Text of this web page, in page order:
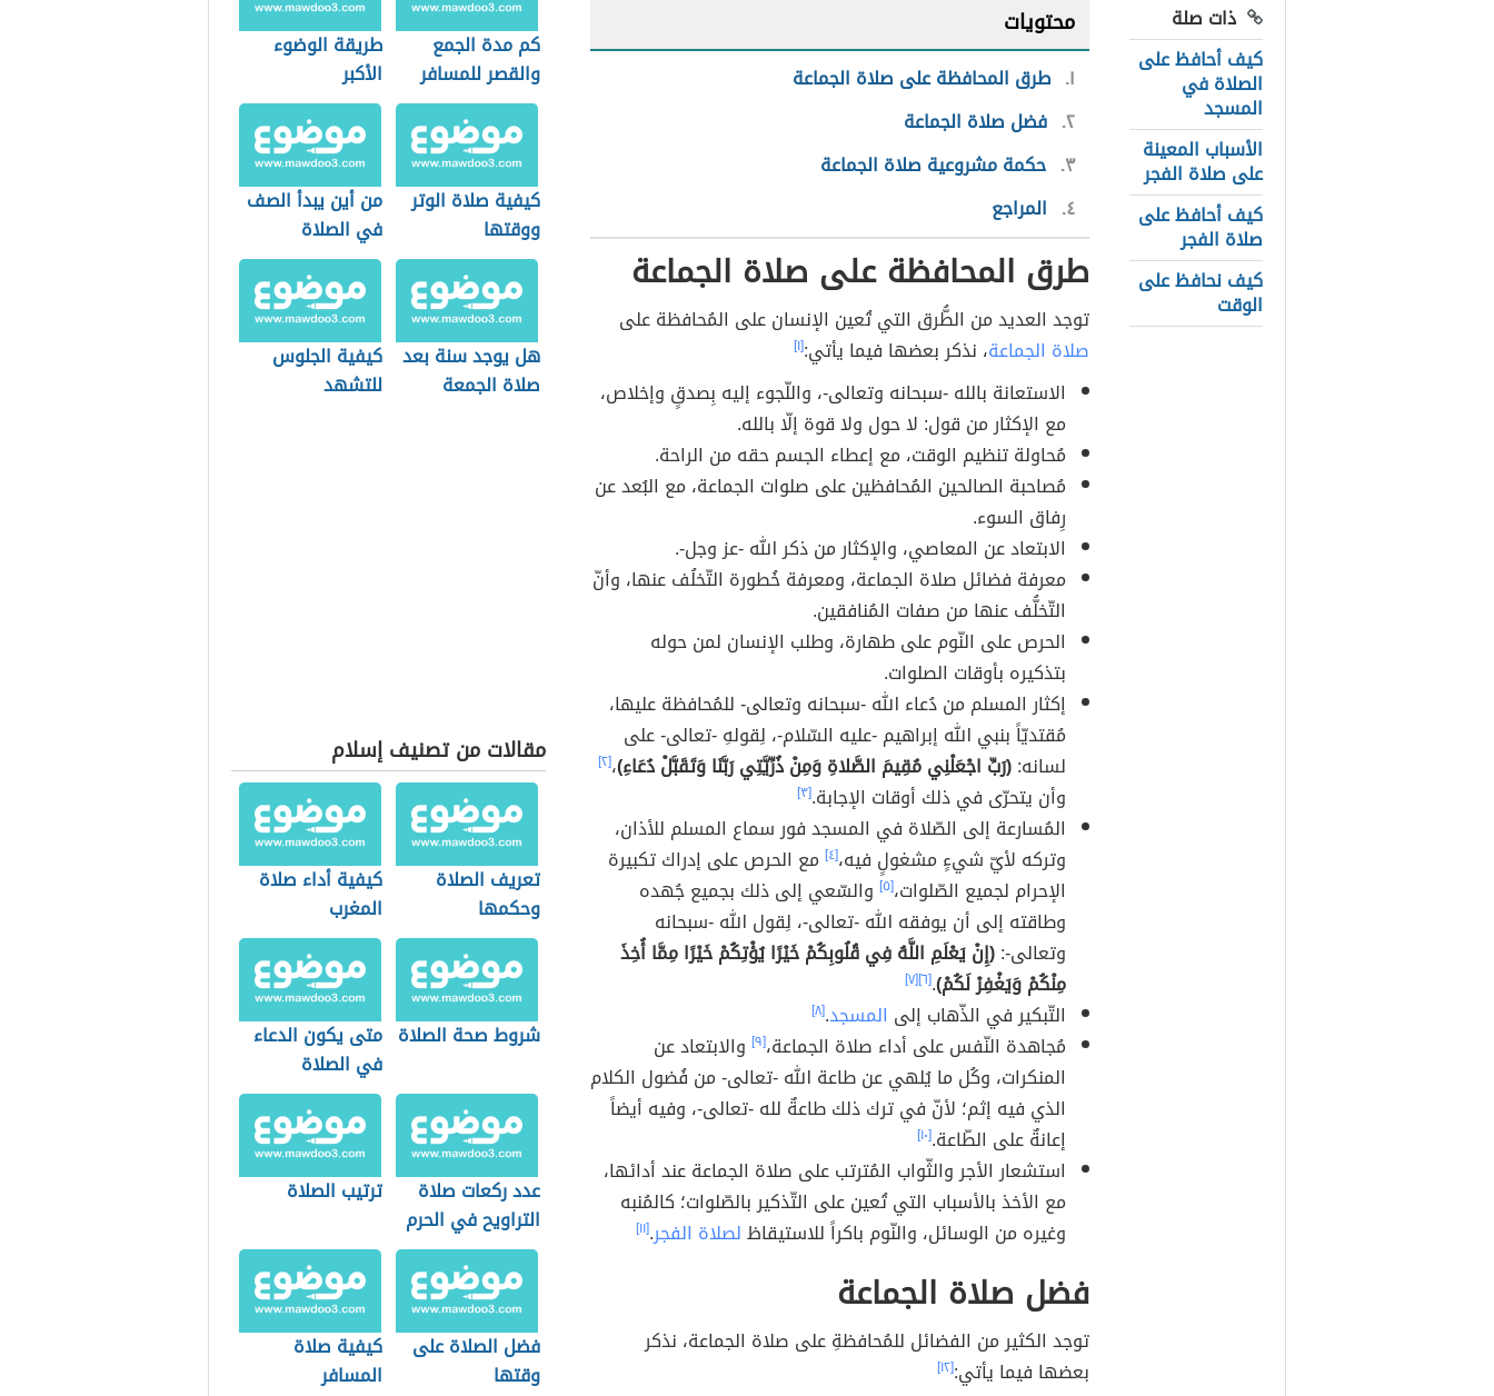
ذات صلة
كيف أحافظ على
الصلاة في
المسجد
الأسباب المعينة
على صلاة الفجر
كيف أحافظ على
صلاة الفجر
كيف نحافظ على
الوقت
محتويات
١ طرق المحافظة على صلاة الجماعة
٢ فضل صلاة الجماعة
٣ حكمة مشروعية صلاة الجماعة
٤ المراجع
طرق المحافظة على صلاة الجماعة
توجد العديد من الطُّرق التي تُعين الإنسان على المُحافظة على
صلاة الجماعة، نذكر بعضها فيما يأتي:[١]
الاستعانة بالله -سبحانه وتعالى-، واللّجوء إليه بِصدقٍ وإخلاص،
مع الإكثار من قول: لا حول ولا قوة إلّا بالله.
مُحاولة تنظيم الوقت، مع إعطاء الجسم حقه من الراحة.
مُصاحبة الصالحين المُحافظين على صلوات الجماعة، مع البُعد عن
رِفاق السوء.
الابتعاد عن المعاصي، والإكثار من ذكر الله -عز وجل-.
معرفة فضائل صلاة الجماعة، ومعرفة خُطورة التّخلُف عنها، وأنّ
التّخلُّف عنها من صفات المُنافقين.
الحرص على النّوم على طهارة، وطلب الإنسان لمن حوله
بتذكيره بأوقات الصلوات.
إكثار المسلم من دُعاء الله -سبحانه وتعالى- للمُحافظة عليها،
مُقتديّاً بنبي الله إبراهيم -عليه السّلام-، لِقولهِ -تعالى- على
لسانه:(رَبِّ اجْعَلْنِي مُقِيمَ الصَّلاةِ وَمِنْ ذُرِّيَّتِي رَبَّنَا وَتَقَبَّلْ دُعَاءِ)،[٢]
وأن يتحرّى في ذلك أوقات الإجابة.[٣]
المُسارعة إلى الصّلاة في المسجد فور سماع المسلم للأذان،
وتركه لأيّ شيءٍ مشغولٍ فيه،[٤]
مع الحرص على إدراك تكبيرة
الإحرام لجميع الصّلوات،[٥]
والسّعي إلى ذلك بجميع جُهده
وطاقته إلى أن يوفقه الله -تعالى-، لِقول الله -سبحانه
وتعالى-:(إِنْ يَعْلَمِ اللَّهُ فِي قُلُوبِكُمْ خَيْرًا يُؤْتِكُمْ خَيْرًا مِمَّا أُخِذَ
مِنْكُمْ وَيَغْفِرْ لَكُمْ).[٦] [٧]
التّبكير في الذّهاب إلى المسجد.[٨]
مُجاهدة النّفس على أداء صلاة الجماعة،[٩]
والابتعاد عن
المنكرات، وكُل ما يُلهي عن طاعة الله -تعالى- من فُضول الكلام
الذي فيه إثم؛ لأنّ في ترك ذلك طاعةٌ لله -تعالى-، وفيه أيضاً
إعانةٌ على الطّاعة.[١٠]
استشعار الأجر والثّواب المُترتب على صلاة الجماعة عند أدائها،
مع الأخذ بالأسباب التي تُعين على التّذكير بالصّلوات؛ كالمُنبه
وغيره من الوسائل، والنّوم باكراً للاستيقاظلصلاة الفجر.[١١]
فضل صلاة الجماعة
توجد الكثير من الفضائل للمُحافظةِ على صلاة الجماعة، نذكر
بعضها فيما يأتي:[١٢]
كم مدة الجمع
والقصر للمسافر
طريقة الوضوء
الأكبر
كيفية صلاة الوتر
ووقتها
من أين يبدأ الصف
في الصلاة
هل يوجد سنة بعد
صلاة الجمعة
كيفية الجلوس
للتشهد
مقالات من تصنيف إسلام
تعريف الصلاة
وحكمها
كيفية أداء صلاة
المغرب
شروط صحة الصلاة متى يكون الدعاء
في الصلاة
عدد ركعات صلاة
التراويح في الحرم
المكي
ترتيب الصلاة
فضل الصلاة على
وقتها
كيفية صلاة
المسافر